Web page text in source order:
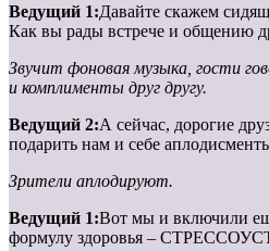
Ведущий 1:Давайте скажем
Как вы рады встрече и общению
Звучит фоновая музыка, гости
и комплименты друг другу.
Ведущий 2:А сейчас, дорогие
подарить нам и себе
Зрители аплодируют.
Ведущий 1:Вот мы и включили
формулу здоровья –